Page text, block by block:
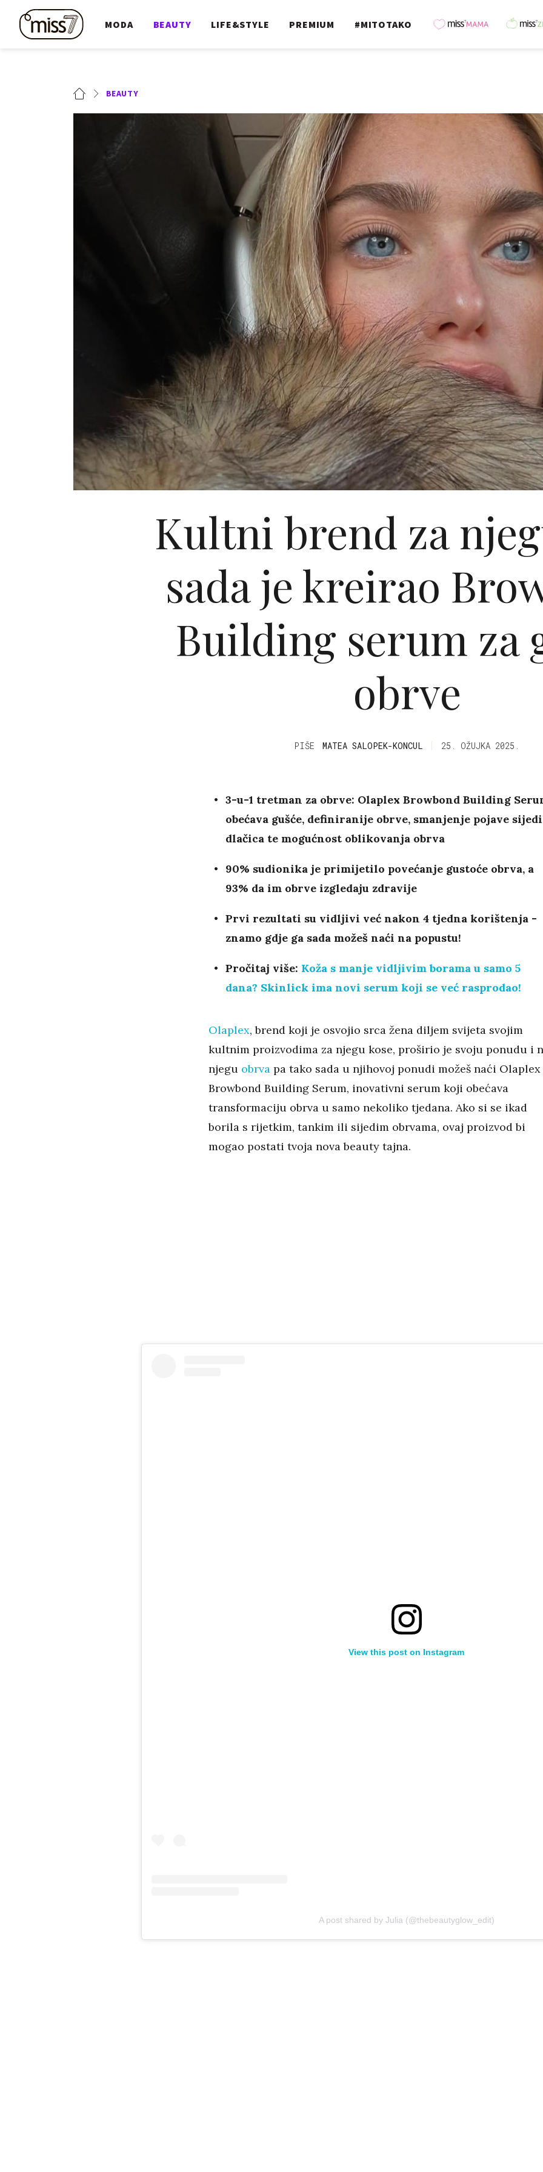
MODA BEAUTY LIFE&STYLE PREMIUM #MITOTAKO
BEAUTY
Kultni brend za
sada je kreirao
Building serum za
obrve
PIŠE MATEA SALOPEK-KONCUL 25. OŽUJKA 2025.
3-u-1 tretman za obrve: Olaplex Browbond Building
obećava gušće, definiranije obrve, smanjenje pojave
dlačica te mogućnost oblikovanja obrva
90% sudionika je primijetilo povećanje gustoće obrva, a
93% da im obrve izgledaju zdravije
Prvi rezultati su vidljivi već nakon 4 tjedna korištenja -
znamo gdje ga sada možeš naći na popustu!
Pročitaj više: Koža s manje vidljivim borama u samo 5
dana? Skinlick ima novi serum koji se već rasprodao!
Olaplex, brend koji je osvojio srca žena diljem svijeta svojim
kultnim proizvodima za njegu kose, proširio je svoju ponudu i
njegu obrvapa tako sada u njihovoj ponudi možeš naći Olaplex
Browbond Building Serum, inovativni serum koji obećava
transformaciju obrva u samo nekoliko tjedana. Ako si se ikad
borila s rijetkim, tankim ili sijedim obrvama, ovaj proizvod bi
mogao postati tvoja nova beauty tajna.
View this post on Instagram
A post shared by Julia (@thebeautyglow_edit)